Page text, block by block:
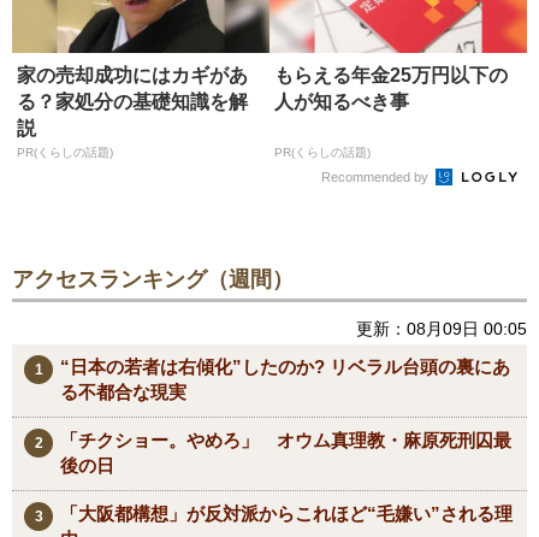
家の売却成功にはカギがあ
る？家処分の基礎知識を解
説
PR(くらしの話題)
もらえる年金25万円以下の
人が知るべき事
PR(くらしの話題)
Recommended by
アクセスランキング（週間）
更新：08月09日 00:05
“日本の若者は右傾化”したのか? リベラル台頭の裏にあ
る不都合な現実
「チクショー。やめろ」 オウム真理教・麻原死刑囚最
後の日
「大阪都構想」が反対派からこれほど“毛嫌い”される理